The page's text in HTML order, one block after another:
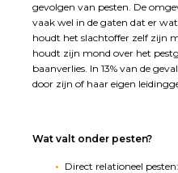
gevolgen van pesten. De
vaak wel in de gaten dat er
houdt het slachtoffer zelf zijn
houdt zijn mond over het
baanverlies. In 13% van de
door zijn of haar eigen
Wat valt onder pesten?
Direct relationeel pesten